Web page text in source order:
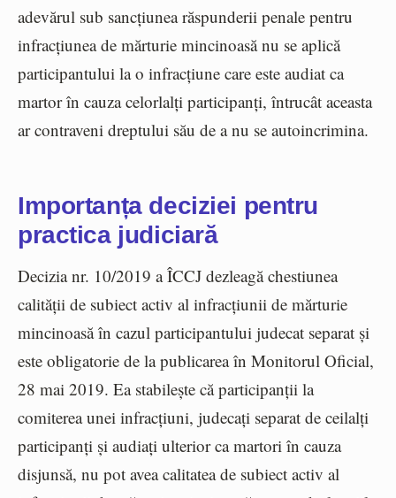
adevărul sub sancțiunea răspunderii penale pentru
infracțiunea de mărturie mincinoasă nu se aplică
participantului la o infracțiune care este audiat ca
martor în cauza celorlalți participanți, întrucât aceasta
ar contraveni dreptului său de a nu se autoincrimina.
Importanța deciziei pentru
practica judiciară
Decizia nr. 10/2019 a ÎCCJ dezleagă chestiunea
calității de subiect activ al infracțiunii de mărturie
mincinoasă în cazul participantului judecat separat și
este obligatorie de la publicarea în Monitorul Oficial,
28 mai 2019. Ea stabilește că participanții la
comiterea unei infracțiuni, judecați separat de ceilalți
participanți și audiați ulterior ca martori în cauza
disjunsă, nu pot avea calitatea de subiect activ al